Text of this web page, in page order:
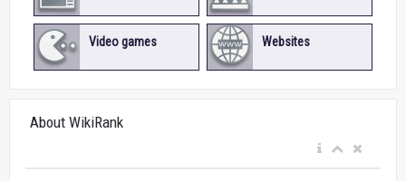
Video games Websites
About WikiRank